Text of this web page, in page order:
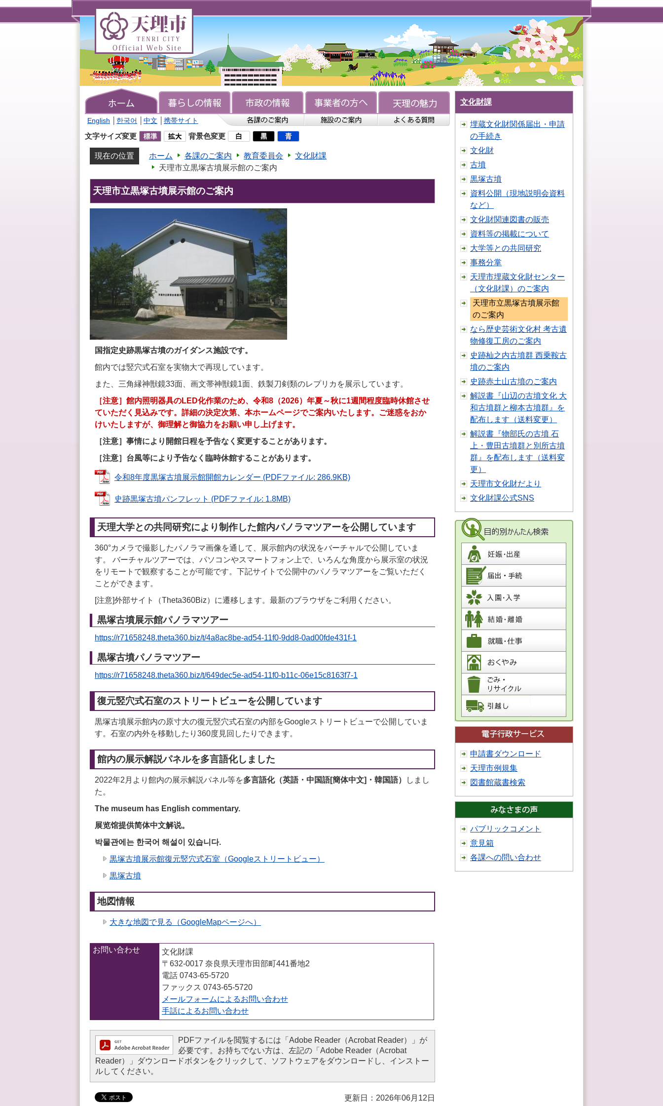
理
TENRI
Official
Site
English 한국어 中文 携帯サイト
文字サイズ変更 背景色変更
現在の位置 ホーム 各課のご案内 教育委員会
文化財課
天理市立黒塚古墳展示館のご案内
天理市立黒塚古墳展示館のご案内
国指定史跡黒塚古墳のガイダンス施設です。
館内では竪穴式石室を実物大で再現しています。
また、三角縁神獣鏡33面、画文帯神獣鏡1面、鉄製刀剣類のレプリカを展示しています。
［注意］館内照明器具のLED化作業のため、令和8（2026）年夏～秋に1週間程度臨時休館させ
ていただく見込みです。詳細の決定次第、本ホームページでご案内いたします。ご迷惑をおか
けいたしますが、御理解と御協力をお願い申し上げます。
［注意］事情により開館日程を予告なく変更することがあります。
［注意］台風等により予告なく臨時休館することがあります。
令和8年度黒塚古墳展示館開館カレンダー (PDFファイル: 286.9KB)
史跡黒塚古墳パンフレット (PDFファイル: 1.8MB)
天理大学との共同研究により制作した館内パノラマツアーを公開しています
360°カメラで撮影したパノラマ画像を通して、展示館内の状況をバーチャルで公開していま
す。 バーチャルツアーでは、パソコンやスマートフォン上で、いろんな角度から展示室の状況
をリモートで観察することが可能です。下記サイトで公開中のパノラマツアーをご覧いただく
ことができます。
[注意]外部サイト（Theta360Biz）に遷移します。最新のブラウザをご利用ください。
黒塚古墳展示館パノラマツアー
https://r71658248.theta360.biz/t/4a8ac8be-ad54-11f0-9dd8-0ad00fde431f-1
黒塚古墳パノラマツアー
https://r71658248.theta360.biz/t/649dec5e-ad54-11f0-b11c-06e15c8163f7-1
復元竪穴式石室のストリートビューを公開しています
黒塚古墳展示館内の原寸大の復元竪穴式石室の内部をGoogleストリートビューで公開していま
す。石室の内外を移動したり360度見回したりできます。
館内の展示解説パネルを多言語化しました
2022年2月より館内の展示解説パネル等を多言語化（英語・中国語[簡体中文]・韓国語）
しまし
た。
The museum has English commentary.
展览馆提供简体中文解说。
박물관에는 한국어 해설이 있습니다.
黒塚古墳展示館復元竪穴式石室（Googleストリートビュー）
黒塚古墳
地図情報
大きな地図で見る（GoogleMapページへ）
お問い合わせ
文化財課
〒632-0017 奈良県天理市田部町441番地2
電話 0743-65-5720
ファックス 0743-65-5720
メールフォームによるお問い合わせ
手話によるお問い合わせ
PDFファイルを閲覧するには「Adobe Reader（Acrobat Reader）」が
必要です。お持ちでない方は、左記の「Adobe Reader（Acrobat
Reader）」ダウンロードボタンをクリックして、ソフトウェアをダウンロードし、インストー
ルしてください。
更新日：2026年06月12日
文化財課
埋蔵文化財関係届出・申請
の手続き
文化財
古墳
黒塚古墳
資料公開（現地説明会資料
など）
文化財関連図書の販売
資料等の掲載について
大学等との共同研究
事務分掌
天理市埋蔵文化財センター
（文化財課）のご案内
天理市立黒塚古墳展示館
のご案内
なら歴史芸術文化村 考古遺
物修復工房のご案内
史跡杣之内古墳群 西乗鞍古
墳のご案内
史跡赤土山古墳のご案内
解説書『山辺の古墳文化 大
和古墳群と柳本古墳群』を
配布します（送料変更）
解説書『物部氏の古墳 石
上・豊田古墳群と別所古墳
群』を配布します（送料変
更）
天理市文化財だより
文化財課公式SNS
申請書ダウンロード
天理市例規集
図書館蔵書検索
パブリックコメント
意見箱
各課への問い合わせ